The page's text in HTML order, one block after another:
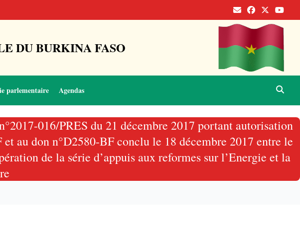
DU BURKINA FASO
parlementaire Agendas
016/PRES du 21 décembre 2017 portant autorisation
au don n°D2580-BF conclu le 18 décembre 2017 entre le
de la série d’appuis aux reformes sur l’Energie et la